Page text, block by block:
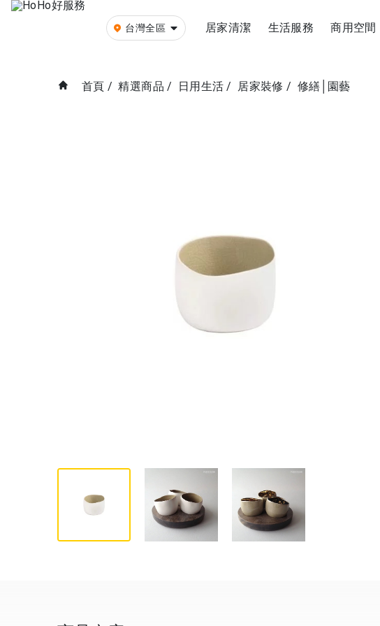
台灣全區 居家清潔 生活服務 商用空間
首頁 / 精選商品 / 日用生活 / 居家裝修 / 修繕│園藝